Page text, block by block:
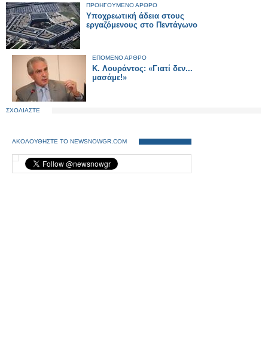
ΠΡΟΗΓΟΥΜΕΝΟ ΑΡΘΡΟ
Υποχρεωτική άδεια στους
εργαζόμενους στο Πεντάγωνο
ΕΠΟΜΕΝΟ ΑΡΘΡΟ
Κ. Λουράντος: «Γιατί δεν...
μασάμε!»
ΣΧΟΛΙΑΣΤΕ
ΑΚΟΛΟΥΘΗΣΤΕ ΤΟ NEWSNOWGR.COM